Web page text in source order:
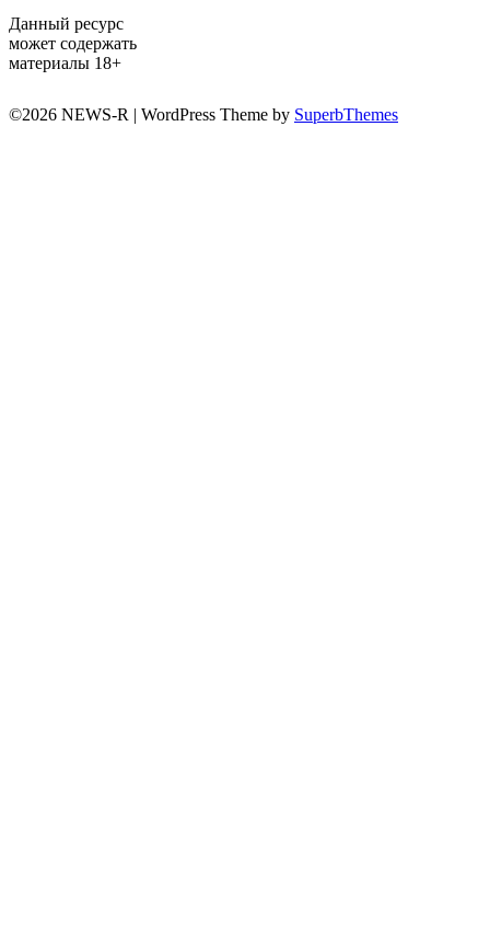
Данный ресурс
может содержать
материалы 18+
©2026 NEWS-R | WordPress Theme by SuperbThemes